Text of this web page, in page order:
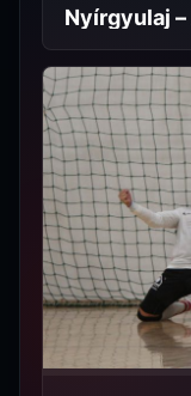
Nyírgyulaj